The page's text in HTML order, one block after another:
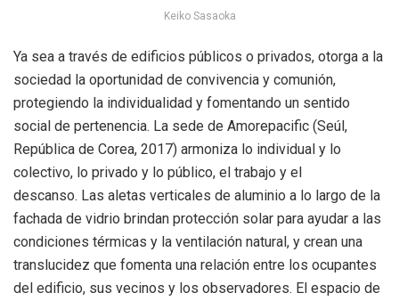
Keiko Sasaoka
Ya sea a través de edificios públicos o privados, otorga a la
sociedad la oportunidad de convivencia y comunión,
protegiendo la individualidad y fomentando un sentido
social de pertenencia. La sede de Amorepacific (Seúl,
República de Corea, 2017) armoniza lo individual y lo
colectivo, lo privado y lo público, el trabajo y el
descanso. Las aletas verticales de aluminio a lo largo de la
fachada de vidrio brindan protección solar para ayudar a las
condiciones térmicas y la ventilación natural, y crean una
translucidez que fomenta una relación entre los ocupantes
del edificio, sus vecinos y los observadores. El espacio de